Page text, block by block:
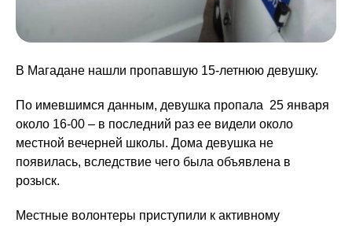
В Магадане нашли пропавшую 15-летнюю девушку.
По имевшимся данным, девушка пропала 25 января
около 16-00 – в последний раз ее видели около
местной вечерней школы. Дома девушка не
появилась, вследствие чего была объявлена в
розыск.
Местные волонтеры приступили к активному